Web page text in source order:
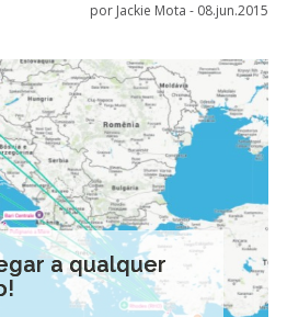
por Jackie Mota - 08.jun.2015
a qualquer